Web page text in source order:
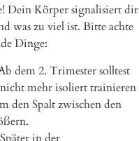
Dein Körper signalisiert dir
was zu viel ist. Bitte achte
Dinge:
dem 2. Trimester solltest
mehr isoliert trainieren
den Spalt zwischen den
Später in der